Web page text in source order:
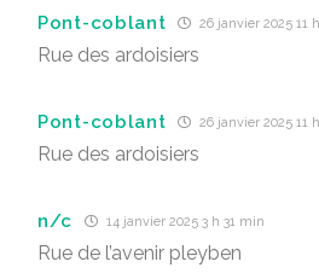
Pont-coblant 26 janvier 2025 11
Rue des ardoisiers
Pont-coblant 26 janvier 2025 11
Rue des ardoisiers
n/c 14 janvier 2025 3 h 31 min
Rue de l’avenir pleyben